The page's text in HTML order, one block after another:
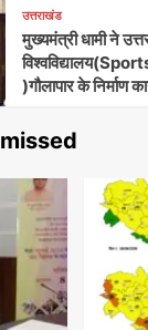
उत्तराखंड
मुख्यमंत्री धामी ने
)गौलापार के निर्माण